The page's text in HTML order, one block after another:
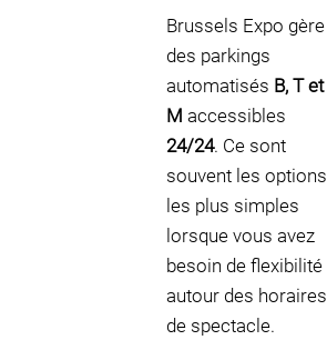
Brussels Expo gère
des parkings
automatisés B, T et
M accessibles
24/24. Ce sont
souvent les options
les plus simples
lorsque vous avez
besoin de flexibilité
autour des horaires
de spectacle.